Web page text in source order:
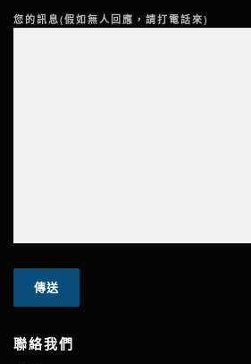
您的訊息(假如無人回應，請打電話來)
聯絡我們